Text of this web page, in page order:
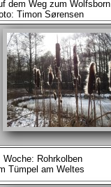
dem Weg zum Wolfsborn
Timon Sørensen
Woche: Rohrkolben
Tümpel am Weltes